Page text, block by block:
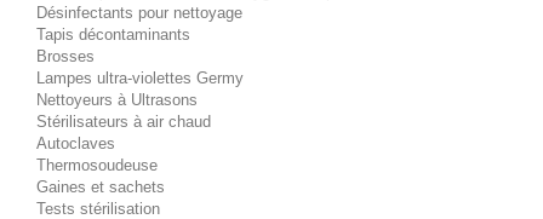
Désinfectants pour nettoyage
Tapis décontaminants
Brosses
Lampes ultra-violettes Germy
Nettoyeurs à Ultrasons
Stérilisateurs à air chaud
Autoclaves
Thermosoudeuse
Gaines et sachets
Tests stérilisation